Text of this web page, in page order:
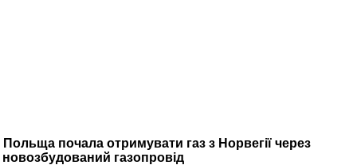
Польща почала отримувати газ з Норвегії через
новозбудований газопровід